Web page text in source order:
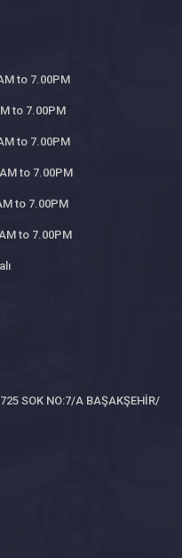
to 7.00PM
to 7.00PM
to 7.00PM
to 7.00PM
to 7.00PM
to 7.00PM
SOK NO:7/A BAŞAKŞEHİR/